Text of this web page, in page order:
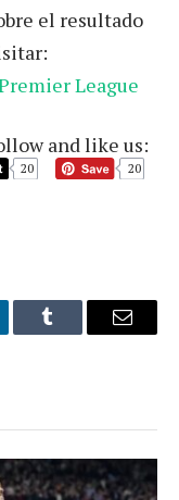
el resultado
League
and like us:
20 20
Tumblr Email